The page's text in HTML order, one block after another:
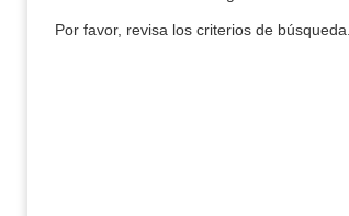
Por favor, revisa los criterios de búsqueda.